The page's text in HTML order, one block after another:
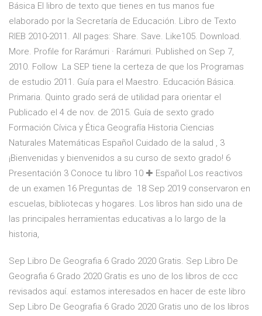
Básica El libro de texto que tienes en tus manos fue
elaborado por la Secretaría de Educación. Libro de Texto
RIEB 2010-2011. All pages: Share. Save. Like105. Download.
More. Profile for Rarámuri · Rarámuri. Published on Sep 7,
2010. Follow La SEP tiene la certeza de que los Programas
de estudio 2011. Guía para el Maestro. Educación Básica.
Primaria. Quinto grado será de utilidad para orientar el
Publicado el 4 de nov. de 2015. Guía de sexto grado
Formación Cívica y Ética Geografía Historia Ciencias
Naturales Matemáticas Español Cuidado de la salud , 3
¡Bienvenidas y bienvenidos a su curso de sexto grado! 6
Presentación 3 Conoce tu libro 10 ✚ Español Los reactivos
de un examen 16 Preguntas de 18 Sep 2019 conservaron en
escuelas, bibliotecas y hogares. Los libros han sido una de
las principales herramientas educativas a lo largo de la
historia,
Sep Libro De Geografia 6 Grado 2020 Gratis. Sep Libro De
Geografia 6 Grado 2020 Gratis es uno de los libros de ccc
revisados aquí. estamos interesados en hacer de este libro
Sep Libro De Geografia 6 Grado 2020 Gratis uno de los libros